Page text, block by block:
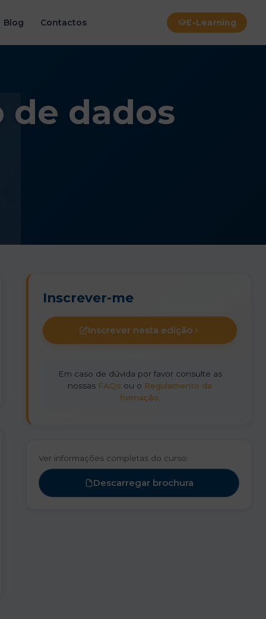
Blog Contactos E-Learning
de dados
Inscrever-me
Inscrever nesta edição
Em caso de dúvida por favor consulte as
nossas FAQs ou o Regulamento da
formação
Ver informações completas do curso:
Descarregar brochura